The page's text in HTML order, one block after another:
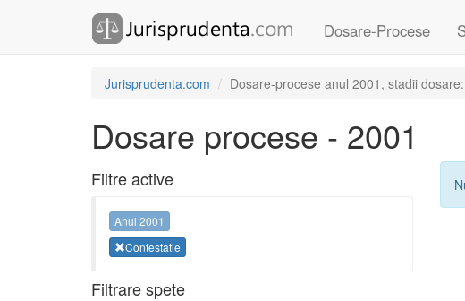
Dosare-Procese
Jurisprudenta.com Dosare-procese anul 2001, stadii
Dosare procese - 2001
Filtre active
Anul 2001
Contestatie
Filtrare spete